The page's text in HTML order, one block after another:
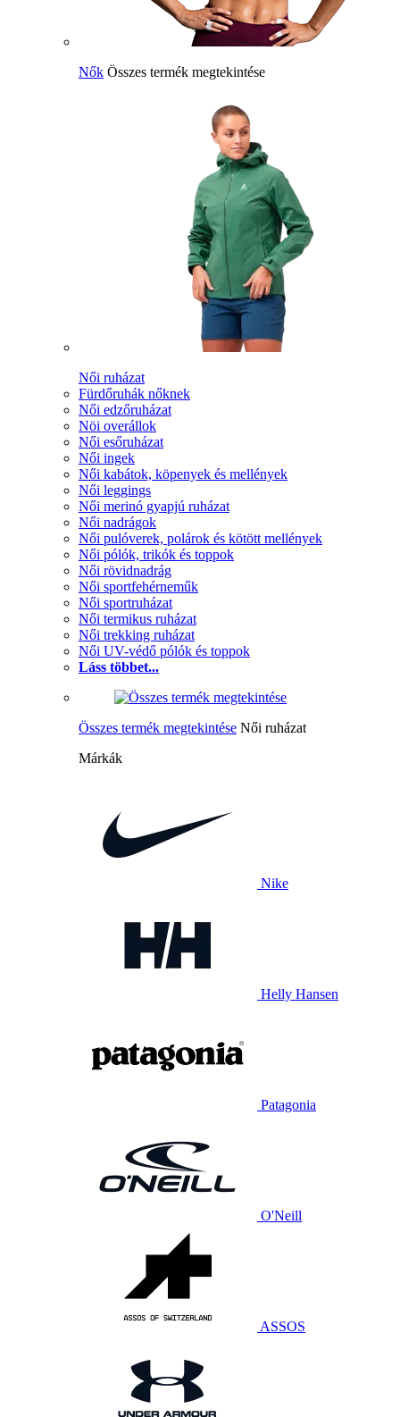
Nők Összes termék megtekintése
Női ruházat
Fürdőruhák nőknek
Női edzőruházat
Nöi overállok
Női esőruházat
Női ingek
Női kabátok, köpenyek és mellények
Női leggings
Női merinó gyapjú ruházat
Női nadrágok
Női pulóverek, polárok és kötött mellények
Női pólók, trikók és toppok
Női rövidnadrág
Női sportfehérneműk
Női sportruházat
Női termikus ruházat
Női trekking ruházat
Női UV-védő pólók és toppok
Láss többet...
Összes termék megtekintése Női ruházat
Márkák
Nike
Helly Hansen
Patagonia
O'Neill
ASSOS